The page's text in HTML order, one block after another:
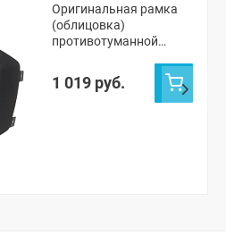
Оригинальная рамка
(облицовка)
противотуманной
Лада Веста NG Кросс,
NG СВ Кросс (без
1 019 руб.